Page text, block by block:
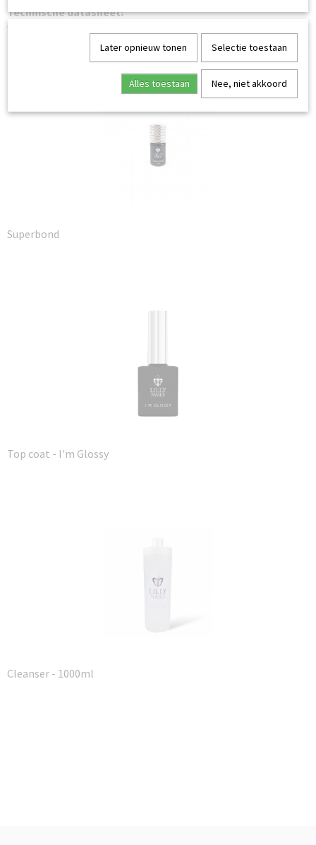
Technische datasheet:
Gel Polish
Ook interessant
Superbond
Top coat - I'm Glossy
Cleanser - 1000ml
Later opnieuw tonen Selectie toestaan
Alles toestaan Nee, niet akkoord